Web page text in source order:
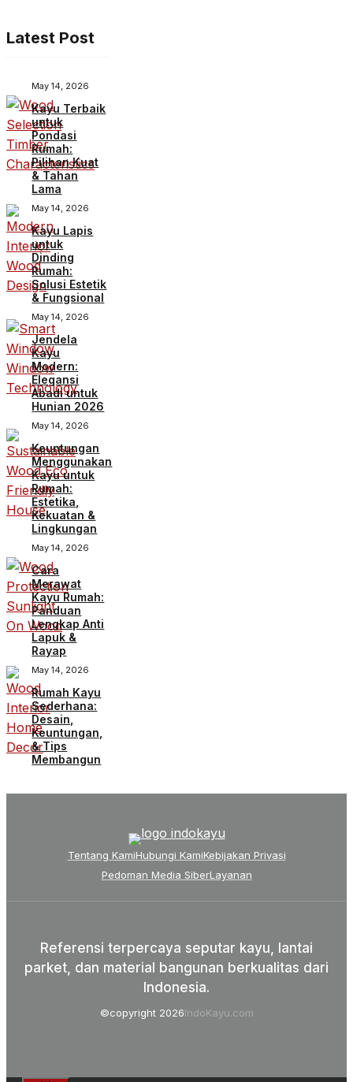
Latest Post
May 14, 2026
Kayu Terbaik
untuk
Pondasi
Rumah:
Pilihan Kuat
& Tahan
Lama
May 14, 2026
Kayu Lapis
untuk
Dinding
Rumah:
Solusi Estetik
& Fungsional
May 14, 2026
Jendela
Kayu
Modern:
Elegansi
Abadi untuk
Hunian 2026
May 14, 2026
Keuntungan
Menggunakan
Kayu untuk
Rumah:
Estetika,
Kekuatan &
Lingkungan
May 14, 2026
Cara
Merawat
Kayu Rumah:
Panduan
Lengkap Anti
Lapuk &
Rayap
May 14, 2026
Rumah Kayu
Sederhana:
Desain,
Keuntungan,
& Tips
Membangun
Tentang KamiHubungi KamiKebijakan Privasi
Pedoman Media SiberLayanan
Referensi terpercaya seputar kayu, lantai
parket, dan material bangunan berkualitas dari
Indonesia.
©copyright 2026IndoKayu.com